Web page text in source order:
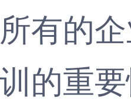
的企
的重